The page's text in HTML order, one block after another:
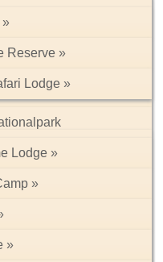
Reserve
Lodge
Lodge